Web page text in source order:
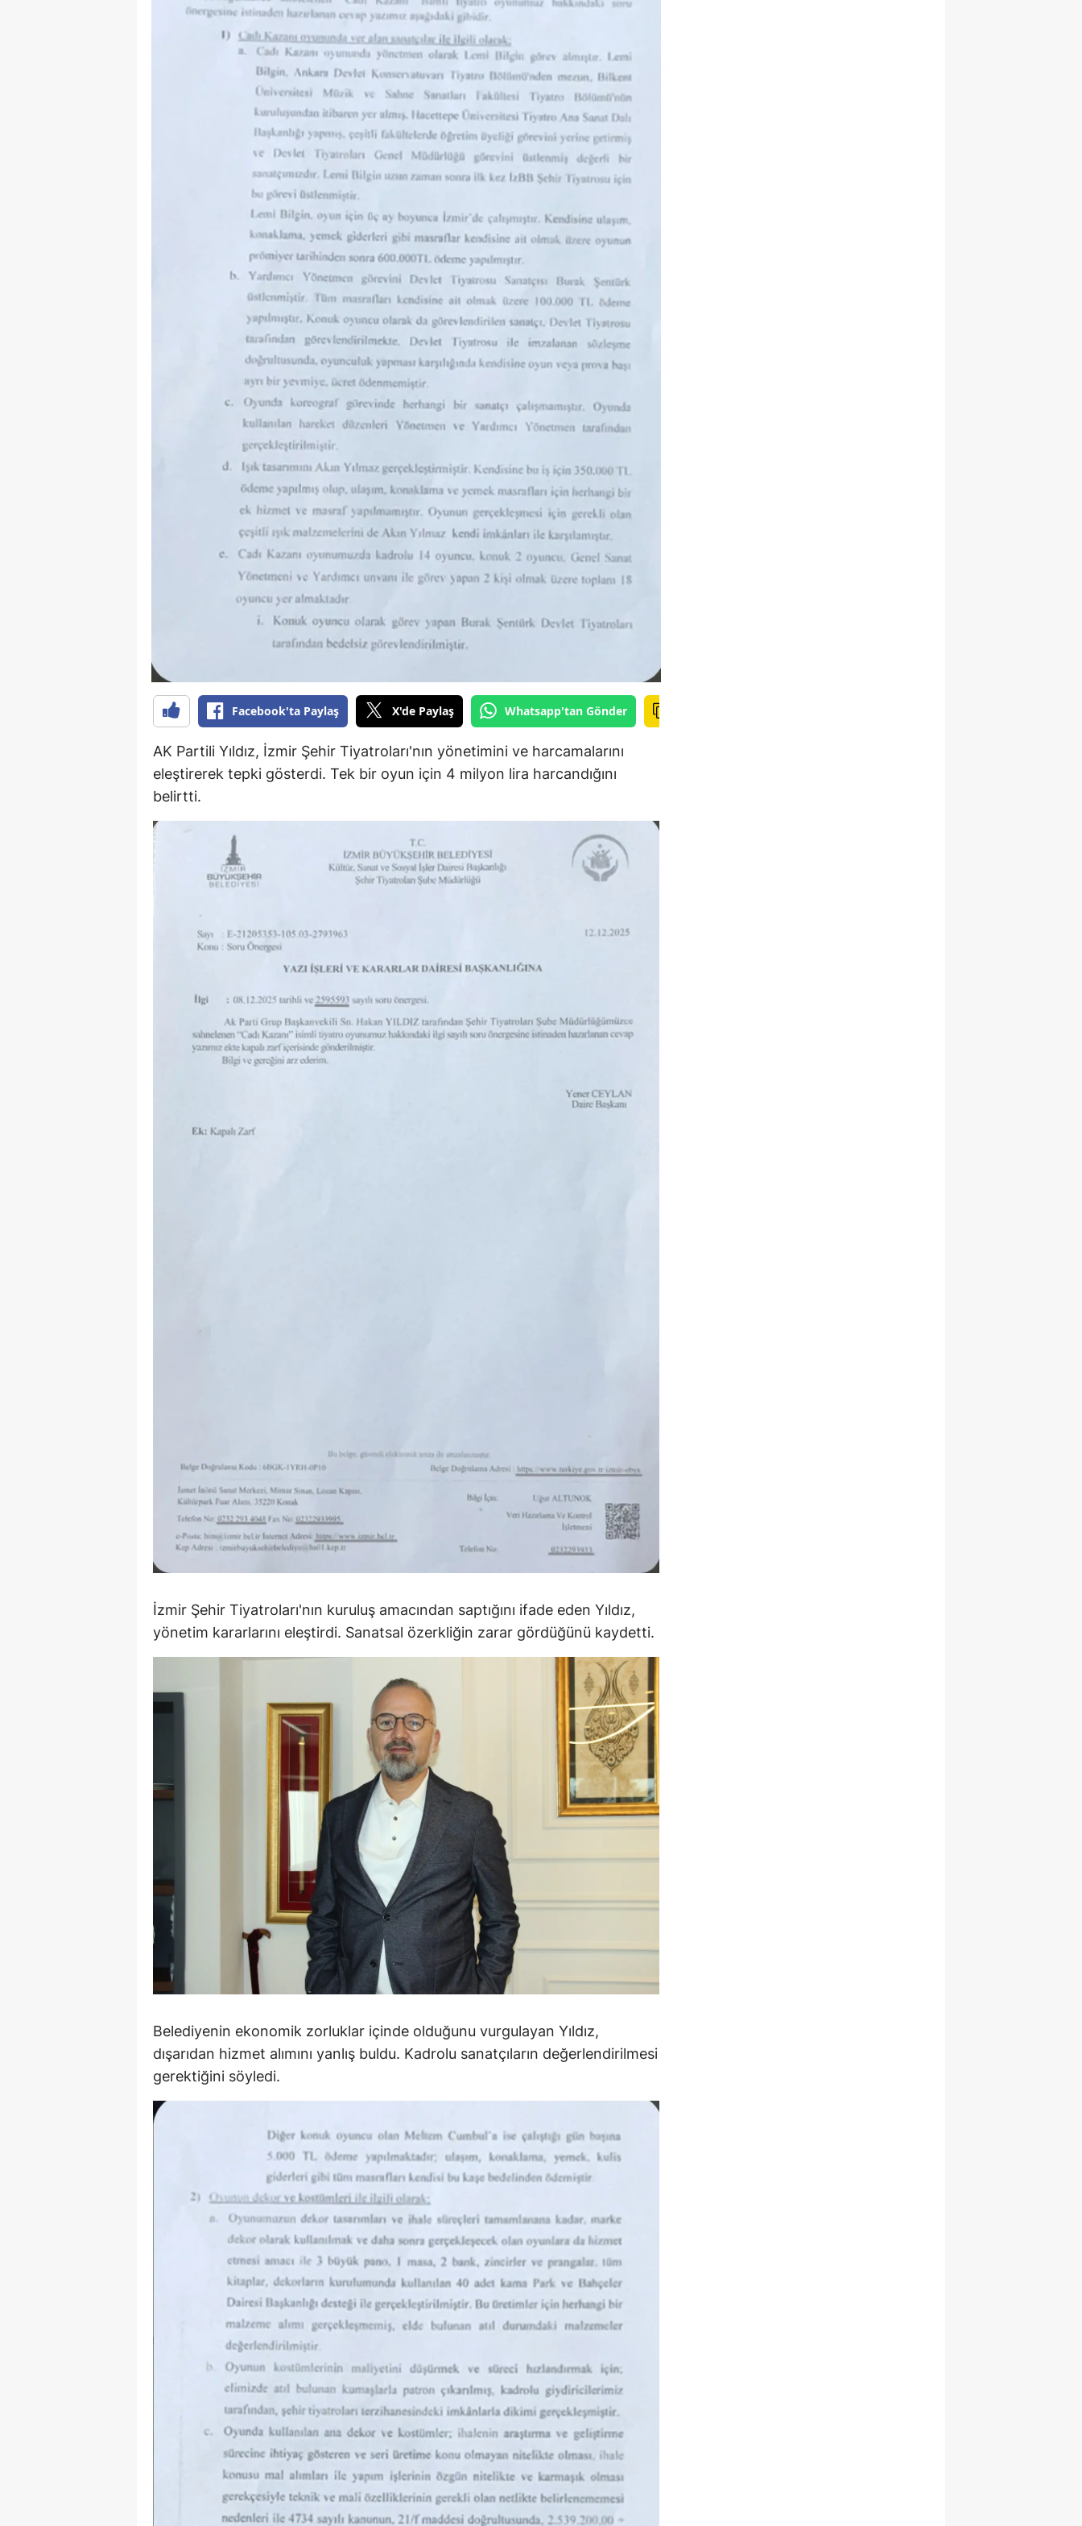
Bilecik
Bingöl
Bitlis
Bolu
Burdur
Bursa
Çanakkale
Çorum
Denizli
Diyarbakır
Edirne
Elazığ
Erzurum
Eskişehir
Gaziantep
Giresun
Hakkari
Isparta
Mersin
İstanbul
Kastamonu
Kırşehir
Kocaeli
Konya
Sinop
Sivas
Tekirdağ
Tokat
Tunceli
Şanlıurfa
Uşak
Van
Yozgat
Zonguldak
Aksaray
Bayburt
Karaman
Kırıkkale
Batman
Şırnak
Bartın
Ardahan
Iğdır
Yalova
Kilis
Osmaniye
Düzce
Facebook'ta Paylaş X'de Paylaş Whatsapp'tan Gönder
AK Partili Yıldız, İzmir Şehir Tiyatroları'nın yönetimini ve harcamalarını
eleştirerek tepki gösterdi. Tek bir oyun için 4 milyon lira harcandığını
belirtti.
İzmir Şehir Tiyatroları'nın kuruluş amacından saptığını ifade eden Yıldız,
yönetim kararlarını eleştirdi. Sanatsal özerkliğin zarar gördüğünü kaydetti.
Belediyenin ekonomik zorluklar içinde olduğunu vurgulayan Yıldız,
dışarıdan hizmet alımını yanlış buldu. Kadrolu sanatçıların değerlendirilmesi
gerektiğini söyledi.